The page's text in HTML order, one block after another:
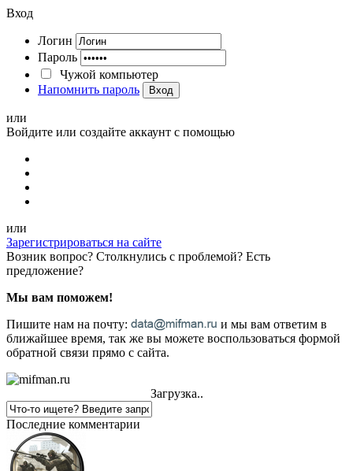
Вход
Логин
Пароль
Чужой компьютер
Напомнить пароль
Вход
или
Войдите или создайте аккаунт с помощью
или
Зарегистрироваться на сайте
Возник вопрос? Столкнулись с проблемой? Есть
предложение?
Мы вам поможем!
Пишите нам на почту:
и мы вам ответим в
ближайшее время, так же вы можете воспользоваться формой
обратной связи прямо с сайта.
Загрузка..
Последние комментарии